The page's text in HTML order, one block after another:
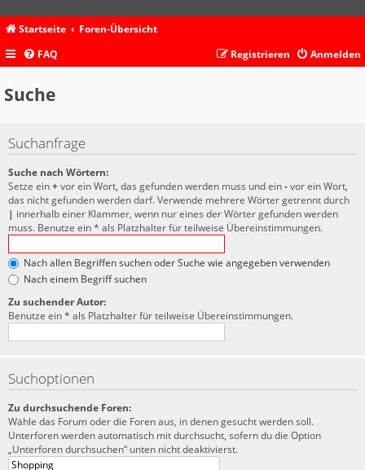
Startseite
Foren-Übersicht
FAQ
Anmelden
Registrieren
Suche
Suchanfrage
Suche nach Wörtern:
Setze ein+vor ein Wort, das gefunden werden muss und ein-vor ein Wort,
das nicht gefunden werden darf. Verwende mehrere Wörter getrennt durch
| innerhalb einer Klammer, wenn nur eines der Wörter gefunden werden
muss. Benutze ein * als Platzhalter für teilweise Übereinstimmungen.
Nach allen Begriffen suchen oder Suche wie angegeben verwenden
Nach einem Begriff suchen
Zu suchender Autor:
Benutze ein * als Platzhalter für teilweise Übereinstimmungen.
Suchoptionen
Zu durchsuchende Foren:
Wähle das Forum oder die Foren aus, in denen gesucht werden soll.
Unterforen werden automatisch mit durchsucht, sofern du die Option
„Unterforen durchsuchen“ unten nicht deaktivierst.